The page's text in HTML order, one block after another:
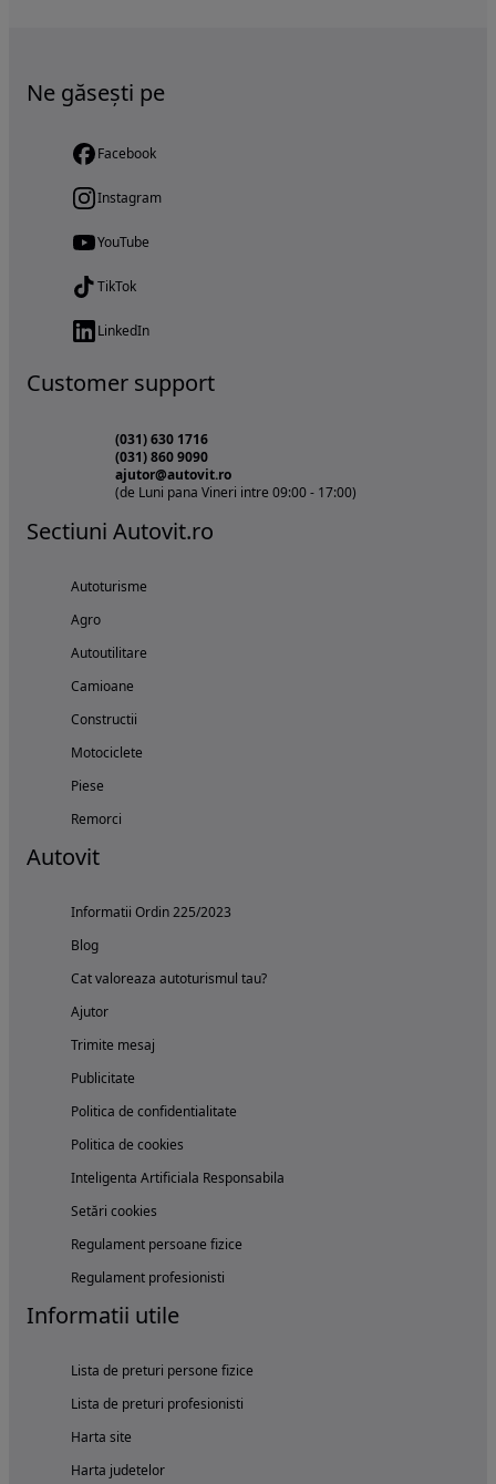
Ne găsești pe
Facebook
Instagram
YouTube
TikTok
LinkedIn
Customer support
(031) 630 1716
(031) 860 9090
ajutor@autovit.ro
(de Luni pana Vineri intre 09:00 - 17:00)
Sectiuni Autovit.ro
Autoturisme
Agro
Autoutilitare
Camioane
Constructii
Motociclete
Piese
Remorci
Autovit
Informatii Ordin 225/2023
Blog
Cat valoreaza autoturismul tau?
Ajutor
Trimite mesaj
Publicitate
Politica de confidentialitate
Politica de cookies
Inteligenta Artificiala Responsabila
Setări cookies
Regulament persoane fizice
Regulament profesionisti
Informatii utile
Lista de preturi persone fizice
Lista de preturi profesionisti
Harta site
Harta judetelor